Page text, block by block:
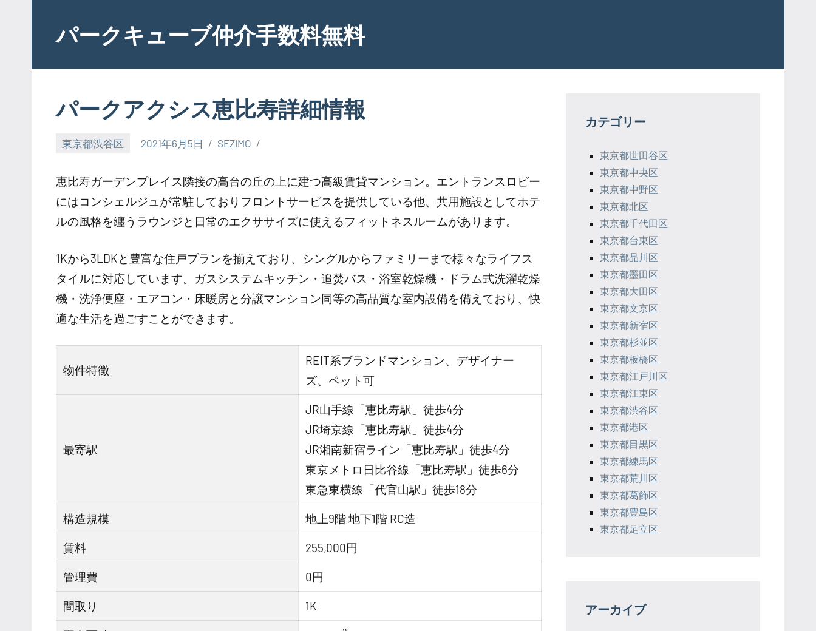
contentパークキューブ仲介手数料無料
パークアクシス恵比寿詳細情報
東京都渋谷区 2021年6月5日 SEZIMO
恵比寿ガーデンプレイス隣接の高台の丘の上に建つ高級賃貸マンション。エントランスロビー
にはコンシェルジュが常駐しておりフロントサービスを提供している他、共用施設としてホテ
ルの風格を纏うラウンジと日常のエクササイズに使えるフィットネスルームがあります。
1Kから3LDKと豊富な住戸プランを揃えており、シングルからファミリーまで様々なライフス
タイルに対応しています。ガスシステムキッチン・追焚バス・浴室乾燥機・ドラム式洗濯乾燥
機・洗浄便座・エアコン・床暖房と分譲マンション同等の高品質な室内設備を備えており、快
適な生活を過ごすことができます。
物件特徴
REIT系ブランドマンション、デザイナー
ズ、ペット可
最寄駅
JR山手線「恵比寿駅」徒歩4分
JR埼京線「恵比寿駅」徒歩4分
JR湘南新宿ライン「恵比寿駅」徒歩4分
東京メトロ日比谷線「恵比寿駅」徒歩6分
東急東横線「代官山駅」徒歩18分
構造規模 地上9階 地下1階 RC造
賃料 255,000円
管理費 0円
間取り 1K
カテゴリー
東京都世田谷区
東京都中央区
東京都中野区
東京都北区
東京都千代田区
東京都台東区
東京都品川区
東京都墨田区
東京都大田区
東京都文京区
東京都新宿区
東京都杉並区
東京都板橋区
東京都江戸川区
東京都江東区
東京都渋谷区
東京都港区
東京都目黒区
東京都練馬区
東京都荒川区
東京都葛飾区
東京都豊島区
東京都足立区
アーカイブ